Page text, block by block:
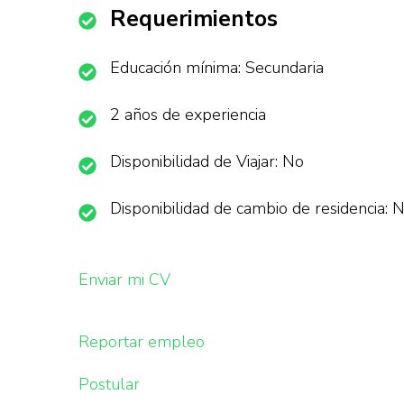
Requerimientos
Educación mínima: Secundaria
2 años de experiencia
Disponibilidad de Viajar: No
Disponibilidad de cambio de residencia:
Enviar mi CV
Reportar empleo
Postular